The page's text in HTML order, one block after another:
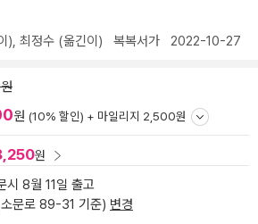
), 최정수 (옮긴이) 복복서가 2022-10-27
원 (10% 할인) + 마일리지 2,500원
원
시 8월 11일 출고
문로 89-31 기준) 변경